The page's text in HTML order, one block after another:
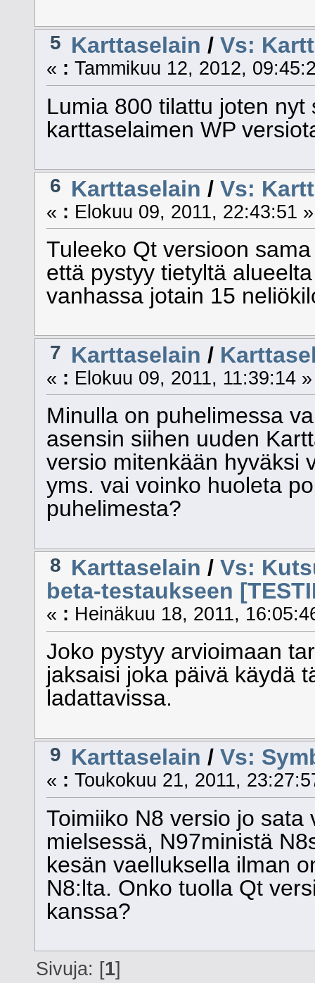
5 Karttaselain /Vs:
« : Tammikuu 12, 2012,
Lumia 800 tilattu joten
karttaselaimen WP
6 Karttaselain /Vs:
« : Elokuu 09, 2011, 22:43:51 »
Tuleeko Qt versioon
että pystyy tietyltä
vanhassa jotain 15
7 Karttaselain /
« : Elokuu 09, 2011, 11:39:14 »
Minulla on puhelimessa
asensin siihen uuden
versio mitenkään hyväksi
yms. vai voinko huoleta
puhelimesta?
8 Karttaselain /Vs:
beta-testaukseen
« : Heinäkuu 18, 2011,
Joko pystyy arvioimaan
jaksaisi joka päivä käydä
ladattavissa.
9 Karttaselain /Vs:
« : Toukokuu 21, 2011,
Toimiiko N8 versio jo
mielsessä, N97ministä
kesän vaelluksella ilman
N8:lta. Onko tuolla Qt
kanssa?
Sivuja: [1]